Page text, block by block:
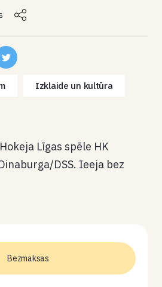
Izklaide un kultūra
Līgas spēle HK
DSS. Ieeja bez
Bezmaksas